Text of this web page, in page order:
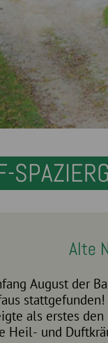
Alte
August der
als erstes
Heil- und
überwuchert worden.